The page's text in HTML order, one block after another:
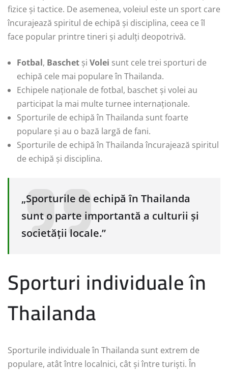
fizice și tactice. De asemenea, voleiul este un sport care
încurajează spiritul de echipă și disciplina, ceea ce îl
face popular printre tineri și adulți deopotrivă.
Fotbal, Baschet și Volei sunt cele trei sporturi de
echipă cele mai populare în Thailanda.
Echipele naționale de fotbal, baschet și volei au
participat la mai multe turnee internaționale.
Sporturile de echipă în Thailanda sunt foarte
populare și au o bază largă de fani.
Sporturile de echipă în Thailanda încurajează spiritul
de echipă și disciplina.
„Sporturile de echipă în Thailanda
sunt o parte importantă a culturii și
societății locale.”
Sporturi individuale în
Thailanda
Sporturile individuale în Thailanda sunt extrem de
populare, atât între localnici, cât și între turiști. În